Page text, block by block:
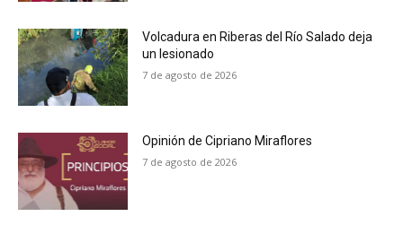
Volcadura en Riberas del Río Salado deja
un lesionado
7 de agosto de 2026
Opinión de Cipriano Miraflores
7 de agosto de 2026